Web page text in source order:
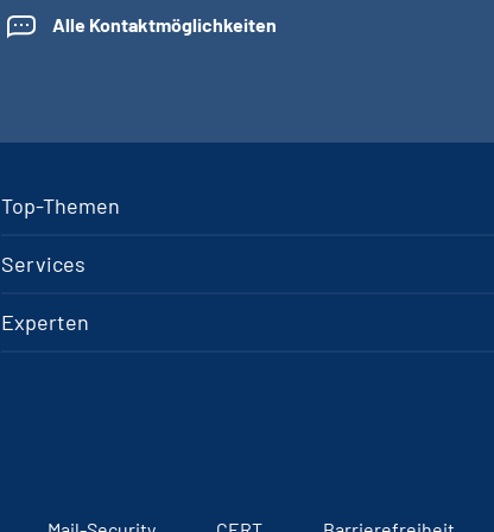
Alle Kontaktmöglichkeiten
Top-Themen
Services
Experten